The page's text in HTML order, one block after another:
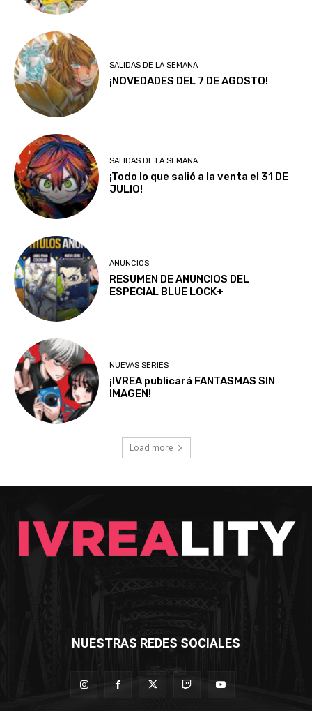
SALIDAS DE LA SEMANA
¡NOVEDADES DEL 7 DE AGOSTO!
SALIDAS DE LA SEMANA
¡Todo lo que salió a la venta el 31 DE
JULIO!
ANUNCIOS
RESUMEN DE ANUNCIOS DEL
ESPECIAL BLUE LOCK+
NUEVAS SERIES
¡IVREA publicará FANTASMAS SIN
IMAGEN!
Load more
NUESTRAS REDES SOCIALES